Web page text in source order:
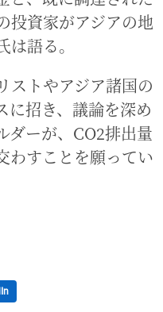
投資家がアジアの地
語る。
ストやアジア諸国の
に招き、議論を深め
ダーが、CO2排出量
わすことを願ってい